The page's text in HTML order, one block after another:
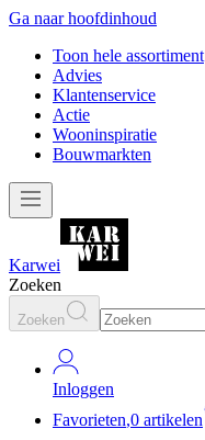
Ga naar hoofdinhoud
Toon hele assortiment
Advies
Klantenservice
Actie
Wooninspiratie
Bouwmarkten
Karwei
Zoeken
Zoeken
Inloggen
Favorieten,0 artikelen